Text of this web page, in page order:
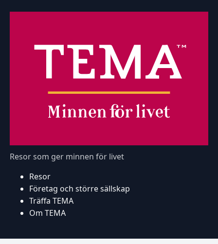
Resor som ger minnen för livet
Resor
Företag och större sällskap
Träffa TEMA
Om TEMA